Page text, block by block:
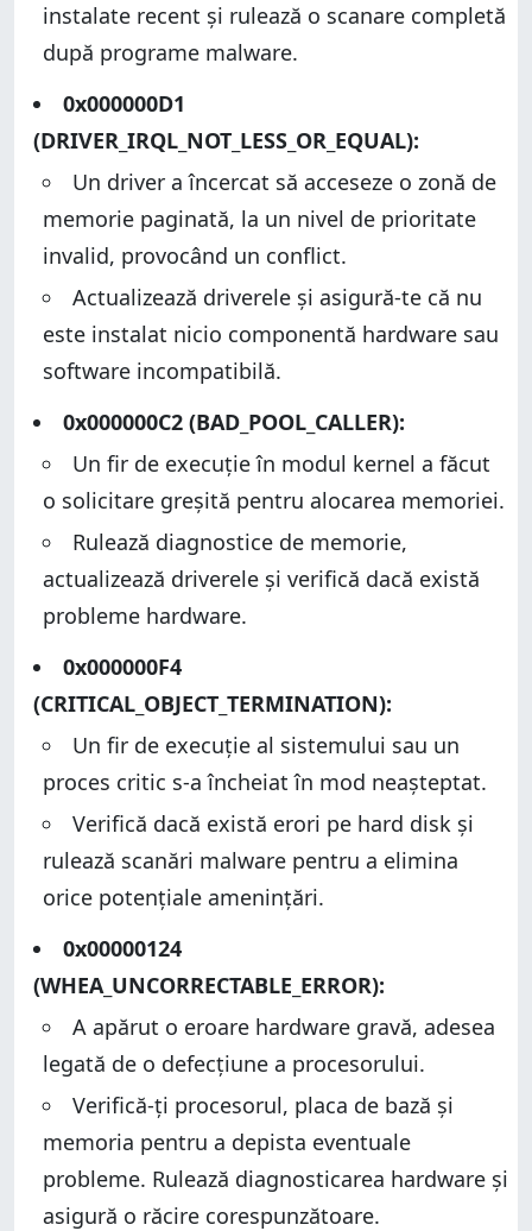
instalate recent și rulează o scanare completă
după programe malware.
0x000000D1
(DRIVER_IRQL_NOT_LESS_OR_EQUAL):
Un driver a încercat să acceseze o zonă de
memorie paginată, la un nivel de prioritate
invalid, provocând un conflict.
Actualizează driverele și asigură-te că nu
este instalat nicio componentă hardware sau
software incompatibilă.
0x000000C2 (BAD_POOL_CALLER):
Un fir de execuție în modul kernel a făcut
o solicitare greșită pentru alocarea memoriei.
Rulează diagnostice de memorie,
actualizează driverele și verifică dacă există
probleme hardware.
0x000000F4
(CRITICAL_OBJECT_TERMINATION):
Un fir de execuție al sistemului sau un
proces critic s-a încheiat în mod neașteptat.
Verifică dacă există erori pe hard disk și
rulează scanări malware pentru a elimina
orice potențiale amenințări.
0x00000124
(WHEA_UNCORRECTABLE_ERROR):
A apărut o eroare hardware gravă, adesea
legată de o defecțiune a procesorului.
Verifică-ți procesorul, placa de bază și
memoria pentru a depista eventuale
probleme. Rulează diagnosticarea hardware și
asigură o răcire corespunzătoare.